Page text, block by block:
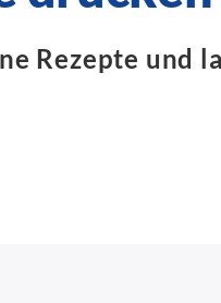
Rezepte und